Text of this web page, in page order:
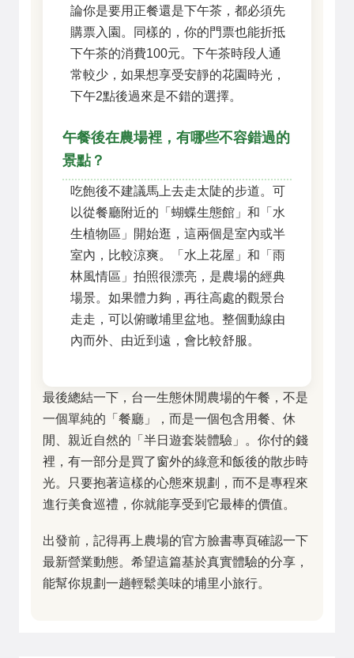
論你是要用正餐還是下午茶，都必須先
購票入園。同樣的，你的門票也能折抵
下午茶的消費100元。下午茶時段人通
常較少，如果想享受安靜的花園時光，
下午2點後過來是不錯的選擇。
午餐後在農場裡，有哪些不容錯過的
景點？
吃飽後不建議馬上去走太陡的步道。可
以從餐廳附近的「蝴蝶生態館」和「水
生植物區」開始逛，這兩個是室內或半
室內，比較涼爽。「水上花屋」和「雨
林風情區」拍照很漂亮，是農場的經典
場景。如果體力夠，再往高處的觀景台
走走，可以俯瞰埔里盆地。整個動線由
內而外、由近到遠，會比較舒服。
最後總結一下，台一生態休閒農場的午餐，不是
一個單純的「餐廳」，而是一個包含用餐、休
閒、親近自然的「半日遊套裝體驗」。你付的錢
裡，有一部分是買了窗外的綠意和飯後的散步時
光。只要抱著這樣的心態來規劃，而不是專程來
進行美食巡禮，你就能享受到它最棒的價值。
出發前，記得再上農場的官方臉書專頁確認一下
最新營業動態。希望這篇基於真實體驗的分享，
能幫你規劃一趟輕鬆美味的埔里小旅行。